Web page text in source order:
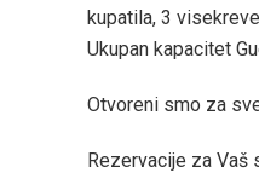
kupatila, 3
Ukupan kapacitet
Otvoreni smo za
Rezervacije za Vaš